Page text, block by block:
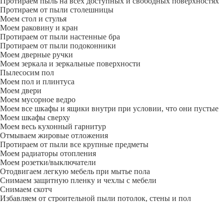
Протираем от пыли столешницы
Моем стол и стулья
Моем раковину и кран
Протираем от пыли настенные бра
Протираем от пыли подоконники
Моем дверные ручки
Моем зеркала и зеркальные поверхности
Пылесосим пол
Моем пол и плинтуса
Моем двери
Моем мусорное ведро
Моем все шкафы и ящики внутри при условии, что они пустые
Моем шкафы сверху
Моем весь кухонный гарнитур
Отмываем жировые отложения
Протираем от пыли все крупные предметы
Моем радиаторы отопления
Моем розетки/выключатели
Отодвигаем легкую мебель при мытье пола
Снимаем защитную пленку и чехлы с мебели
Снимаем скотч
Избавляем от строительной пыли потолок, стены и пол